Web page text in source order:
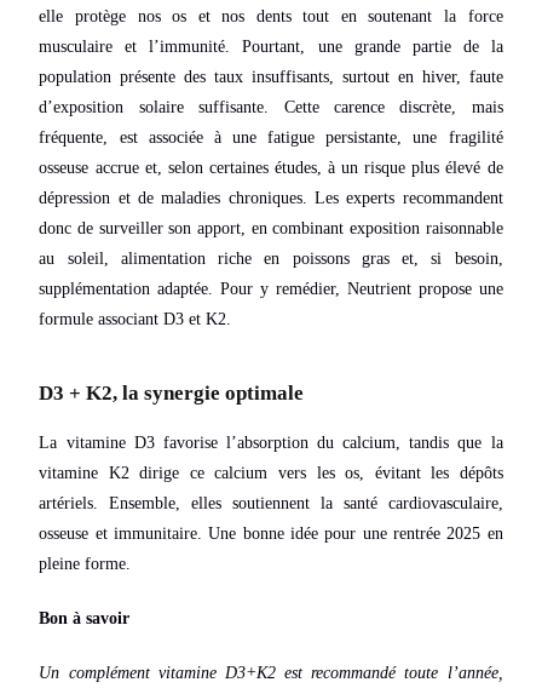
elle protège nos os et nos dents tout en soutenant la force
musculaire et l’immunité. Pourtant, une grande partie de la
population présente des taux insuffisants, surtout en hiver, faute
d’exposition solaire suffisante. Cette carence discrète, mais
fréquente, est associée à une fatigue persistante, une fragilité
osseuse accrue et, selon certaines études, à un risque plus élevé de
dépression et de maladies chroniques. Les experts recommandent
donc de surveiller son apport, en combinant exposition raisonnable
au soleil, alimentation riche en poissons gras et, si besoin,
supplémentation adaptée. Pour y remédier, Neutrient propose une
formule associant D3 et K2.
D3 + K2, la synergie optimale
La vitamine D3 favorise l’absorption du calcium, tandis que la
vitamine K2 dirige ce calcium vers les os, évitant les dépôts
artériels. Ensemble, elles soutiennent la santé cardiovasculaire,
osseuse et immunitaire. Une bonne idée pour une rentrée 2025 en
pleine forme.
Bon à savoir
Un complément vitamine D3+K2 est recommandé toute l’année,